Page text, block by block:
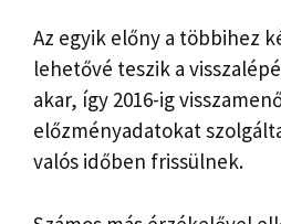
Az egyik előny a többihez
lehetővé teszik a
akar, így 2016-ig
előzményadatokat
valós időben frissülnek.